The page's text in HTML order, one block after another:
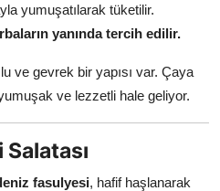
yumuşatılarak tüketilir.
yanında tercih edilir.
ve gevrek bir yapısı var. Çaya
ve lezzetli hale geliyor.
fasulyesi, hafif haşlanarak